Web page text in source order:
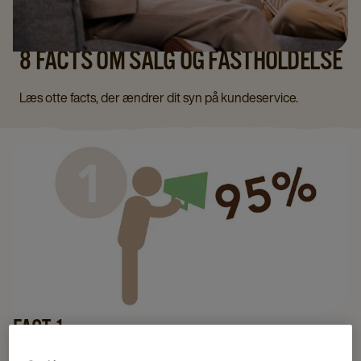
8 FACTS OM SALG OG FASTHOLDELSE
Læs otte facts, der ændrer dit syn på kundeservice.
FACT 1